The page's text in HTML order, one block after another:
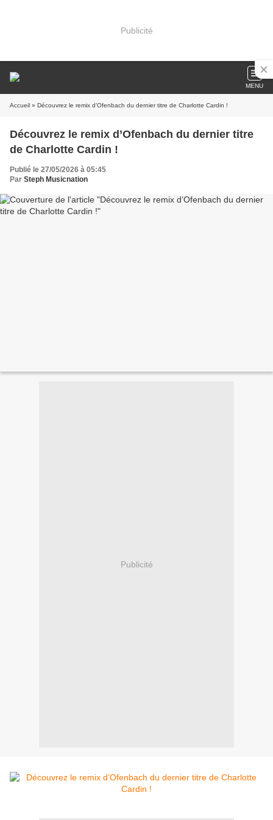
Publicité
MENU
Accueil » Découvrez le remix d’Ofenbach du dernier titre de Charlotte Cardin !
Découvrez le remix d’Ofenbach du dernier titre
de Charlotte Cardin !
Publié le 27/05/2026 à 05:45
Par Steph Musicnation
Publicité